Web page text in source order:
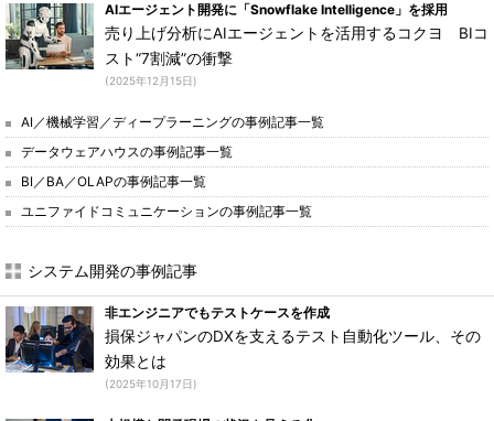
AIエージェント開発に「Snowflake Intelligence」を採用
売り上げ分析にAIエージェントを活用するコクヨ BIコ
スト“7割減”の衝撃
(2025年12月15日)
AI／機械学習／ディープラーニングの事例記事一覧
データウェアハウスの事例記事一覧
BI／BA／OLAPの事例記事一覧
ユニファイドコミュニケーションの事例記事一覧
システム開発の事例記事
非エンジニアでもテストケースを作成
損保ジャパンのDXを支えるテスト自動化ツール、その
効果とは
(2025年10月17日)